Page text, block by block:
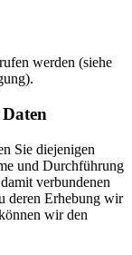
werden (siehe
Sie diejenigen
und Durchführung
verbundenen
deren Erhebung wir
wir den